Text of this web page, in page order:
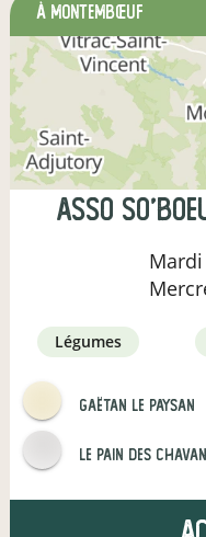
à Montembœuf
Asso
Mardi
légumes
Gaëtan le paysan
Le pain des